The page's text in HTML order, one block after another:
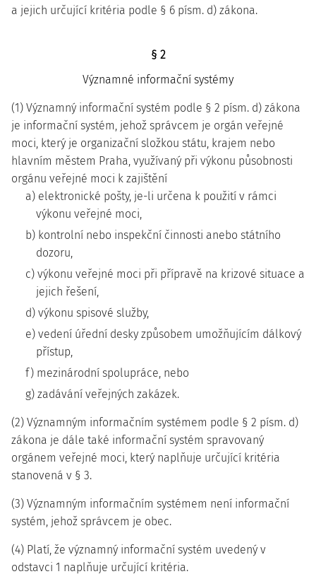
a jejich určující kritéria podle § 6 písm. d) zákona.
§ 2
Významné informační systémy
(1) Významný informační systém podle § 2 písm. d) zákona
je informační systém, jehož správcem je orgán veřejné
moci, který je organizační složkou státu, krajem nebo
hlavním městem Praha, využívaný při výkonu působnosti
orgánu veřejné moci k zajištění
a) elektronické pošty, je-li určena k použití v rámci
výkonu veřejné moci,
b) kontrolní nebo inspekční činnosti anebo státního
dozoru,
c) výkonu veřejné moci při přípravě na krizové situace a
jejich řešení,
d) výkonu spisové služby,
e) vedení úřední desky způsobem umožňujícím dálkový
přístup,
f) mezinárodní spolupráce, nebo
g) zadávání veřejných zakázek.
(2) Významným informačním systémem podle § 2 písm. d)
zákona je dále také informační systém spravovaný
orgánem veřejné moci, který naplňuje určující kritéria
stanovená v § 3.
(3) Významným informačním systémem není informační
systém, jehož správcem je obec.
(4) Platí, že významný informační systém uvedený v
odstavci 1 naplňuje určující kritéria.